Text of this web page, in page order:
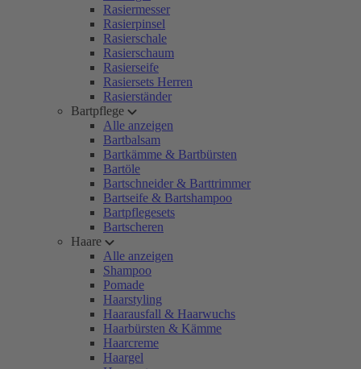
Rasiermesser
Rasierpinsel
Rasierschale
Rasierschaum
Rasierseife
Rasiersets Herren
Rasierständer
Bartpflege
Alle anzeigen
Bartbalsam
Bartkämme & Bartbürsten
Bartöle
Bartschneider & Barttrimmer
Bartseife & Bartshampoo
Bartpflegesets
Bartscheren
Haare
Alle anzeigen
Shampoo
Pomade
Haarstyling
Haarausfall & Haarwuchs
Haarbürsten & Kämme
Haarcreme
Haargel